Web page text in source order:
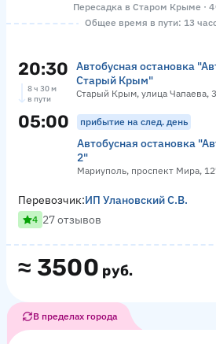
Пересадка в Старом Крыме · 4
Общее время в пути: 13
20:30
Автобусная остановка
Старый Крым"
Старый Крым, улица Чапаева,
8 ч 30 м
в пути
05:00 прибытие на след. день
Автобусная остановка
2"
Мариуполь, проспект Мира,
≈ 3500 руб.
Перевозчик:ИП Улановский С.В.
4 27 отзывов
В пределах города